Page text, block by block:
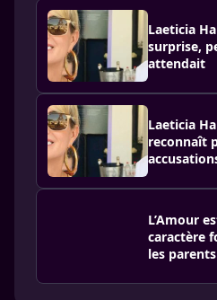
Laeticia
surprise,
attendait
Laeticia
reconnaît
L’Amour
caractère
les